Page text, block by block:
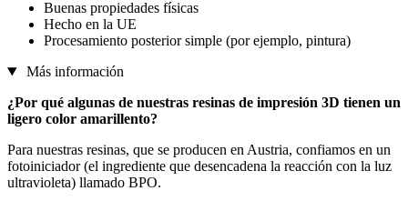
Buenas propiedades físicas
Hecho en la UE
Procesamiento posterior simple (por ejemplo, pintura)
Más información
¿Por qué algunas de nuestras resinas de impresión 3D tienen un
ligero color amarillento?
Para nuestras resinas, que se producen en Austria, confiamos en un
fotoiniciador (el ingrediente que desencadena la reacción con la luz
ultravioleta) llamado BPO.